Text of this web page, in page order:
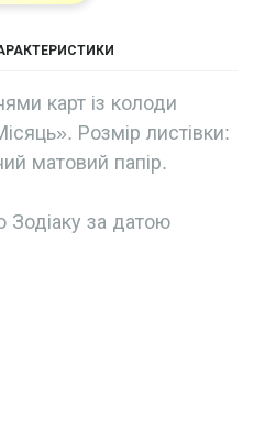
карт із колоди
Розмір листівки:
матовий папір.
Зодіаку за датою